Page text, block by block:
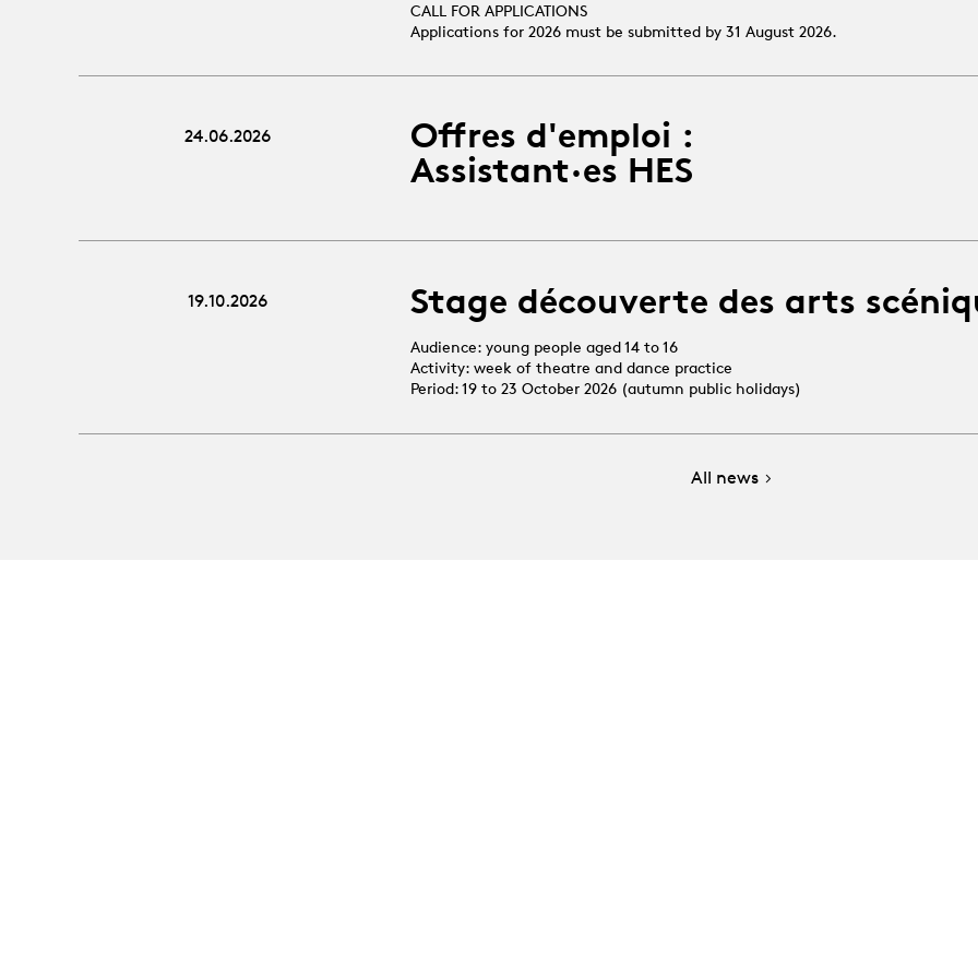
CALL FOR APPLICATIONS
Applications for 2026 must be submitted by 31 August 2026.
24.06.2026
Offres d'emploi :
Assistant·es HES
19.10.2026 Stage découverte des arts
Audience: young people aged 14 to 16
Activity: week of theatre and dance practice
Period: 19 to 23 October 2026 (autumn public holidays)
All news